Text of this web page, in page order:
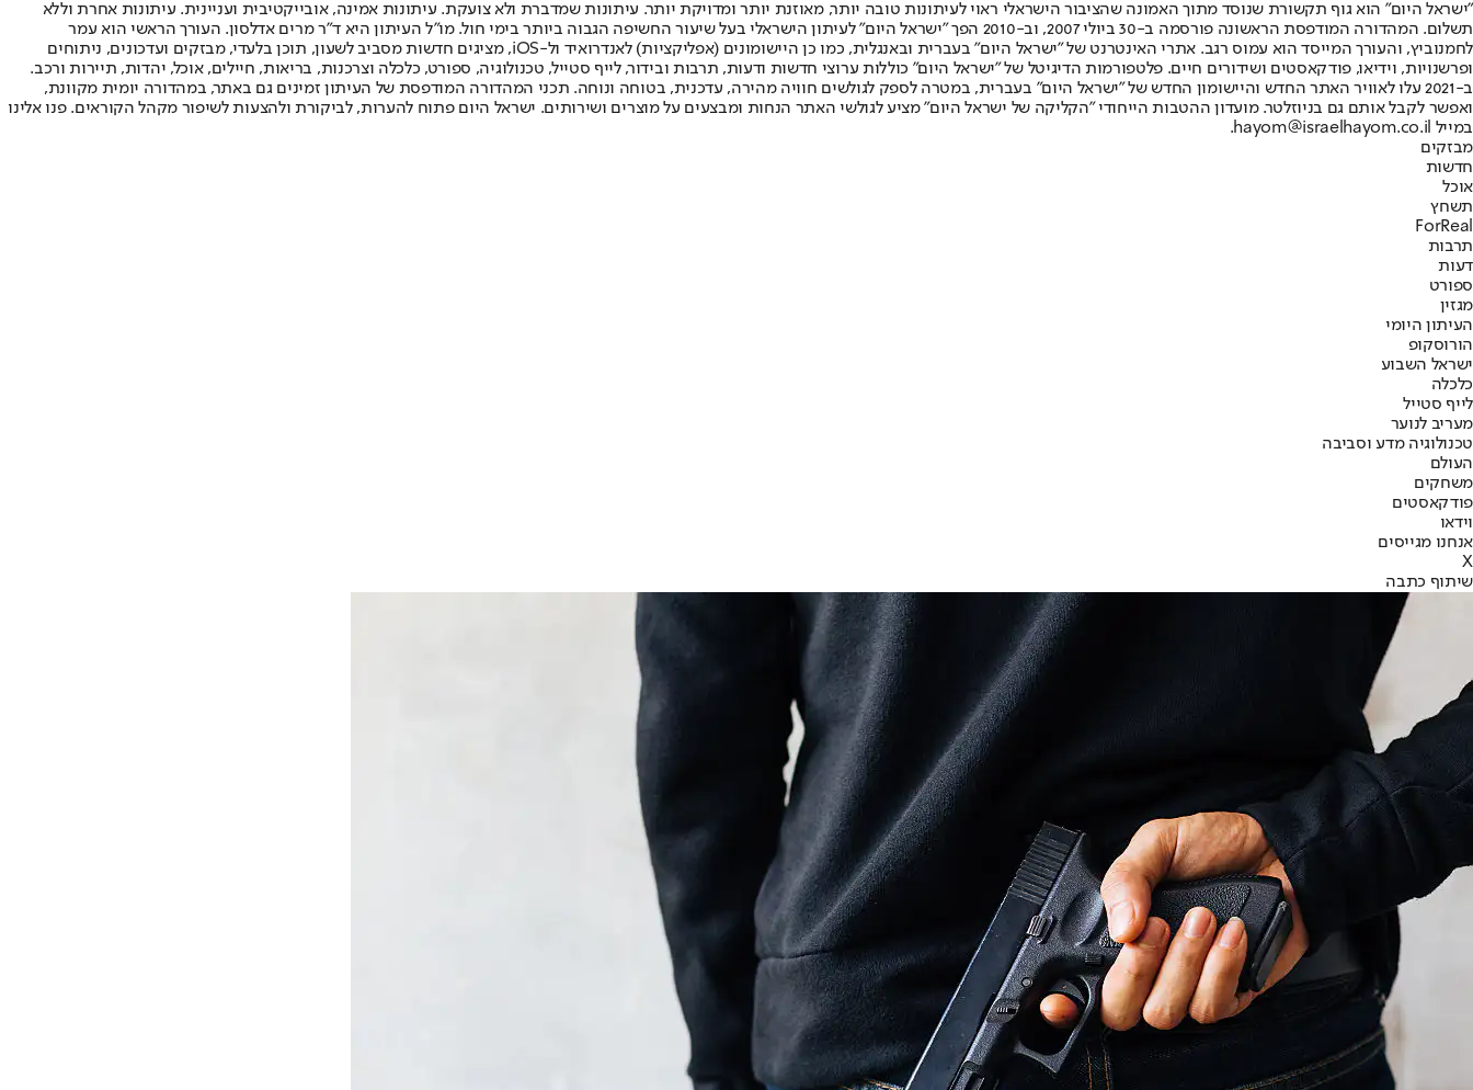
"ישראל היום" הוא גוף תקשורת שנוסד מתוך האמונה שהציבור הישראלי ראוי לעיתונות טובה יותר, מאוזנת יותר ומדויקת יותר. עיתונות שמדברת ולא צועקת. עיתונות אמינה, אובייקטיבית ועניינית. עיתונות אחרת וללא
תשלום. המהדורה המודפסת הראשונה פורסמה ב-30 ביולי 2007, וב-2010 הפך "ישראל היום" לעיתון הישראלי בעל שיעור החשיפה הגבוה ביותר בימי חול. מו"ל העיתון היא ד"ר מרים אדלסון. העורך הראשי הוא עמר
לחמנוביץ, והעורך המייסד הוא עמוס רגב. אתרי האינטרנט של "ישראל היום" בעברית ובאנגלית, כמו כן היישומונים (אפליקציות) לאנדרואיד ול-iOS, מציגים חדשות מסביב לשעון, תוכן בלעדי, מבזקים ועדכונים, ניתוחים
ופרשנויות, וידיאו, פודקאסטים ושידורים חיים. פלטפורמות הדיגיטל של "ישראל היום" כוללות ערוצי חדשות ודעות, תרבות ובידור, לייף סטייל, טכנולוגיה, ספורט, כלכלה וצרכנות, בריאות, חיילים, אוכל, יהדות, תיירות ורכב.
ב-2021 עלו לאוויר האתר החדש והיישומון החדש של "ישראל היום" בעברית, במטרה לספק לגולשים חוויה מהירה, עדכנית, בטוחה ונוחה. תכני המהדורה המודפסת של העיתון זמינים גם באתר, במהדורה יומית מקוונת,
ואפשר לקבל אותם גם בניוזלטר. מועדון ההטבות הייחודי "הקליקה של ישראל היום" מציע לגולשי האתר הנחות ומבצעים על מוצרים ושירותים. ישראל היום פתוח להערות, לביקורת ולהצעות לשיפור מקהל הקוראים. פנו אלינו
במייל hayom@israelhayom.co.il.
מבזקים
חדשות
אוכל
תשחץ
ForReal
תרבות
דעות
ספורט
מגזין
העיתון היומי
הורוסקופ
ישראל השבוע
כלכלה
לייף סטייל
מעריב לנוער
טכנולוגיה מדע וסביבה
העולם
משחקים
פודקאסטים
וידאו
אנחנו מגייסים
X
שיתוף כתבה